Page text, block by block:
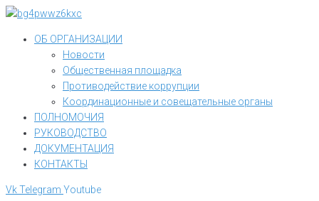
Перейти
контентуОБ ОРГАНИЗАЦИИ
Новости
Общественная площадка
Противодействие коррупции
Координационные и совещательные органы
ПОЛНОМОЧИЯ
РУКОВОДСТВО
ДОКУМЕНТАЦИЯ
КОНТАКТЫ
VkTelegram Youtube